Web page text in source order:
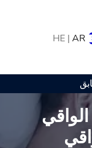
HE | AR